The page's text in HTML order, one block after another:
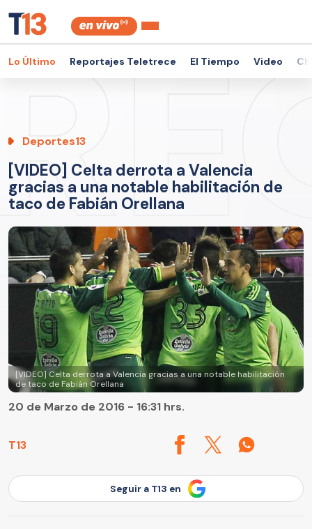
Lo Último Reportajes Teletrece El Tiempo Video
Deportes13
[VIDEO] Celta derrota a Valencia
gracias a una notable habilitación de
taco de Fabián Orellana
[VIDEO] Celta derrota a Valencia gracias a una notable habilitación
de taco de Fabián Orellana
T13
20 de Marzo de 2016 - 16:31 hrs.
Seguir a T13 en